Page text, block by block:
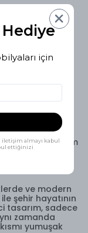
Yağmurluk,
çekerken,
kış
olarak
bir görünüm
ve modern
şehir hayatının
tasarım, sadece
zamanda
yumuşak
Hediye
için
iletişim almayı kabul
ettiğinizi